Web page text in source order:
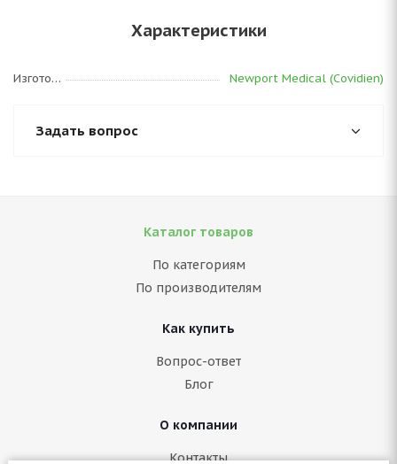
Характеристики
Изготовитель Newport Medical (Covidien)
Задать вопрос
Каталог товаров
По категориям
По производителям
Как купить
Вопрос-ответ
Блог
О компании
Контакты